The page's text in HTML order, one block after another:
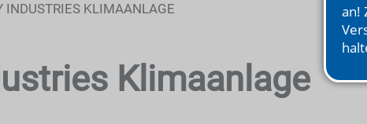
INDUSTRIES KLIMAANLAGE
Klimaanlage